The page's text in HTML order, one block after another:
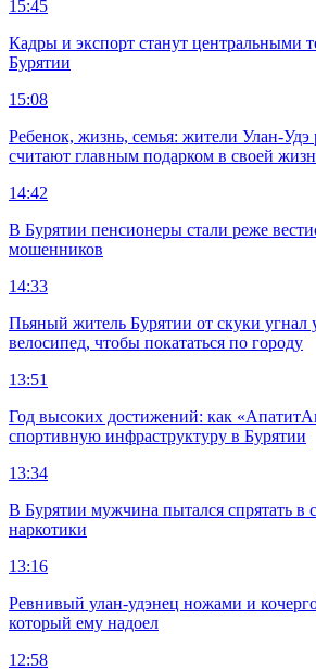
15:45
Кадры и экспорт станут центральными
Бурятии
15:08
Ребенок, жизнь, семья: жители Улан-Удэ
считают главным подарком в своей
14:42
В Бурятии пенсионеры стали реже
мошенников
14:33
Пьяный житель Бурятии от скуки угнал
велосипед, чтобы покататься по городу
13:51
Год высоких достижений: как
спортивную инфраструктуру в Бурятии
13:34
В Бурятии мужчина пытался спрятать в
наркотики
13:16
Ревнивый улан-удэнец ножами и
который ему надоел
12:58